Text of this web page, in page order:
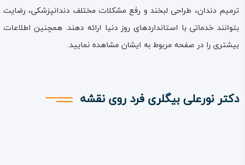
ترمیم دندان، طراحی لبخند و رفع مشکلات مختلف دندانپزشکی،
بتوانند خدماتی با استانداردهای روز دنیا ارائه دهند. همچنین اطلاعات
بیشتری را در صفحه مربوط به ایشان مشاهده نمایید.
دکتر نورعلی بیگلری فرد روی نقشه